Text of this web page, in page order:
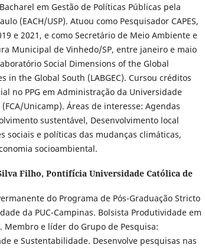
em Gestão de Políticas Públicas pela
(EACH/USP). Atuou como Pesquisador CAPES,
e 2021, e como Secretário de Meio Ambiente e
Municipal de Vinhedo/SP, entre janeiro e maio
Social Dimensions of the Global
in the Global South (LABGEC). Cursou créditos
no PPG em Administração da Universidade
Unicamp). Áreas de interesse: Agendas
sustentável, Desenvolvimento local
sociais e políticas das mudanças climáticas,
socioambiental.
Filho, Pontifícia Universidade Católica de
do Programa de Pós-Graduação Stricto
da PUC-Campinas. Bolsista Produtividade em
Membro e líder do Grupo de Pesquisa:
e Sustentabilidade. Desenvolve pesquisas nas